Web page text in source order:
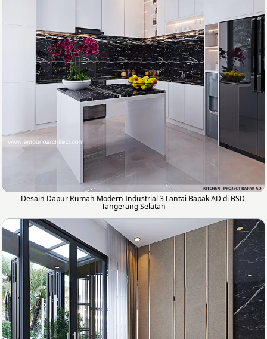
Desain Dapur Rumah Modern Industrial 3 Lantai Bapak AD di BSD,
Tangerang Selatan